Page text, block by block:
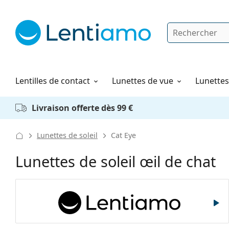
Rechercher
Lentilles de contact
Produits d'entretien Lunettes de vue
Comment commander
Livraison offerte dès 99 €
Lunettes de soleil Cat Eye
Lunettes de soleil œil de chat
Lentiamo